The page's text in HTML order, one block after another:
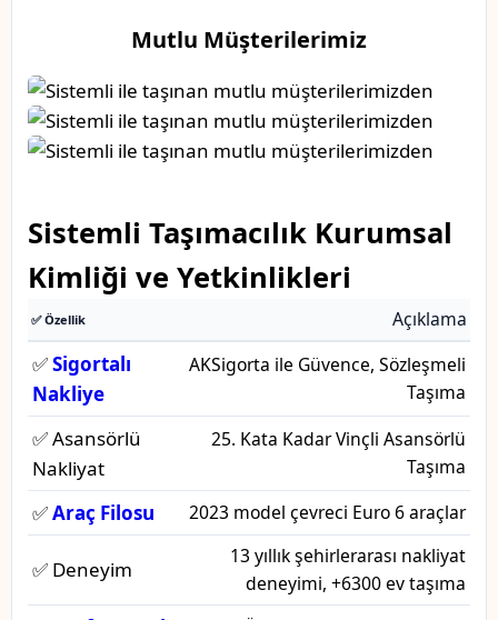
Mutlu Müşterilerimiz
Sistemli Taşımacılık Kurumsal
Kimliği ve Yetkinlikleri
✅ Özellik Açıklama
✅Sigortalı
Nakliye
AKSigorta ile Güvence, Sözleşmeli
Taşıma
✅ Asansörlü
Nakliyat
25. Kata Kadar Vinçli Asansörlü
Taşıma
✅Araç Filosu 2023 model çevreci Euro 6 araçlar
✅ Deneyim
13 yıllık şehirlerarası nakliyat
deneyimi, +6300 ev taşıma